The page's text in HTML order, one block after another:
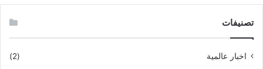
تصنيفات
اخبار عالمية
(2)